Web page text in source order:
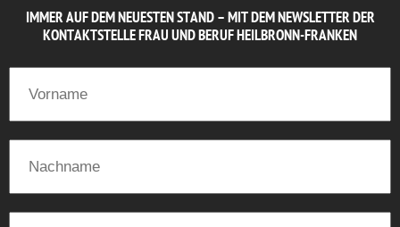
IMMER AUF DEM NEUESTEN STAND – MIT DEM NEWSLETTER DER
KONTAKTSTELLE FRAU UND BERUF HEILBRONN-FRANKEN